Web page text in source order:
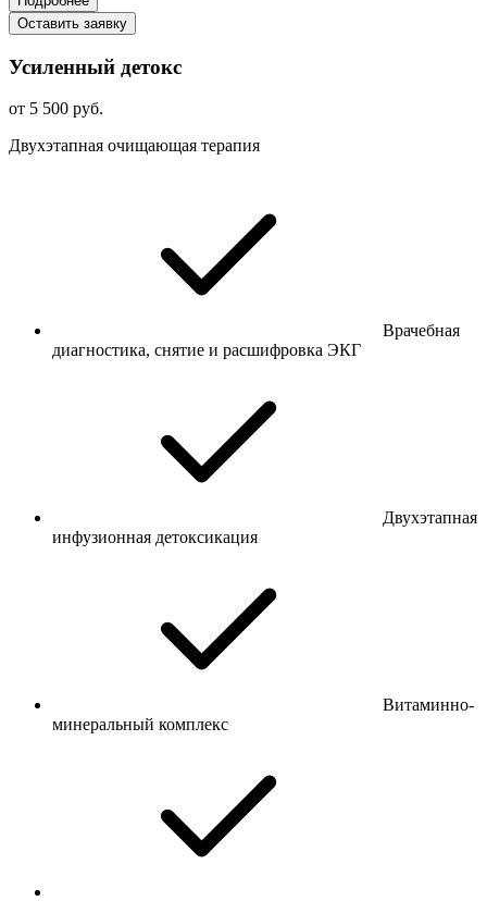
Оставить заявку
Усиленный детокс
от 5 500 руб.
Двухэтапная очищающая терапия
Врачебная
диагностика, снятие и расшифровка ЭКГ
Двухэтапная
инфузионная детоксикация
Витаминно-
минеральный комплекс